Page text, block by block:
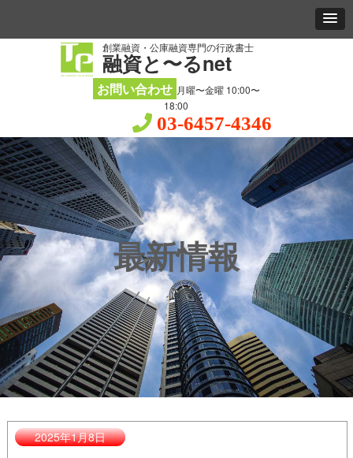
創業融資・公庫融資専門の行政書士
融資と〜るnet
お問い合わせ 月曜〜金曜 10:00〜
18:00
03-6457-4346
最新情報
2025年1月8日